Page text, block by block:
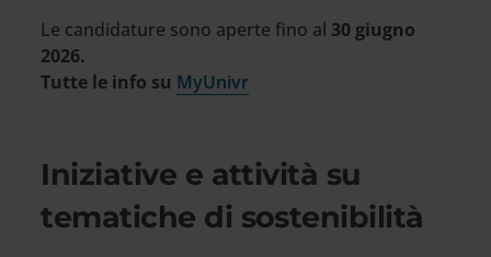
Le candidature sono aperte fino al 30 giugno
2026.
Tutte le info su MyUnivr
Iniziative e attività su
tematiche di sostenibilità